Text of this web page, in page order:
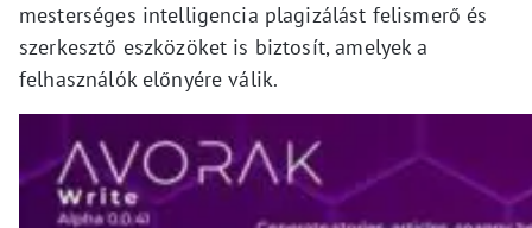
mesterséges intelligencia plagizálást felismerő és
szerkesztő eszközöket is biztosít, amelyek a
felhasználók előnyére válik.